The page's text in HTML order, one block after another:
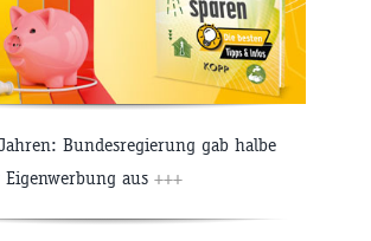
Bundesregierung gab halbe
aus +++